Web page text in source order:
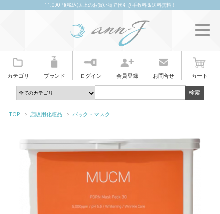
11,000円(税込)以上のお買い物で代引き手数料＆送料無料！
カテゴリ ブランド ログイン 会員登録 お問合せ カート
TOP > 店販用化粧品 > パック・マスク